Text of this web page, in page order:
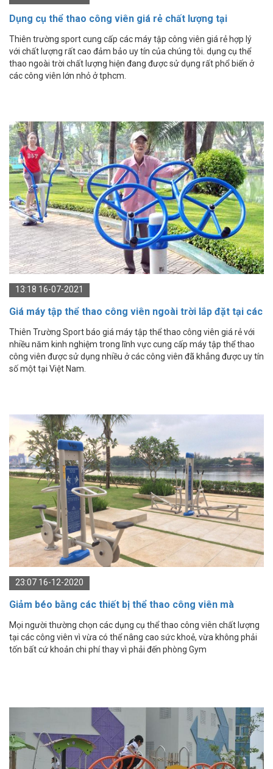
Dụng cụ thể thao công viên giá rẻ chất lượng tại
Tp.HCM
Thiên trường sport cung cấp các máy tập công viên giá rẻ hợp lý
với chất lượng rất cao đảm bảo uy tín của chúng tôi. dụng cụ thể
thao ngoài trời chất lượng hiện đang được sử dụng rất phổ biến ở
các công viên lớn nhỏ ở tphcm.
13:18 16-07-2021
Giá máy tập thể thao công viên ngoài trời lắp đặt tại các
công viên, trường học
Thiên Trường Sport báo giá máy tập thể thao công viên giá rẻ với
nhiều năm kinh nghiệm trong lĩnh vực cung cấp máy tập thể thao
công viên được sử dụng nhiều ở các công viên đã khẳng được uy tín
số một tại Việt Nam.
23:07 16-12-2020
Giảm béo bằng các thiết bị thể thao công viên mà
không cần đến phòng Gym
Mọi người thường chọn các dụng cụ thể thao công viên chất lượng
tại các công viên vì vừa có thể nâng cao sức khoẻ, vừa không phải
tốn bất cứ khoản chi phí thay vì phải đến phòng Gym